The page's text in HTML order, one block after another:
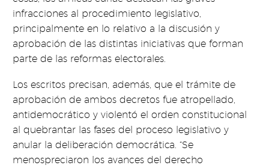
infracciones al procedimiento legislativo,
principalmente en lo relativo a la discusión y
aprobación de las distintas iniciativas que forman
parte de las reformas electorales.
Los escritos precisan, además, que el trámite de
aprobación de ambos decretos fue atropellado,
antidemocrático y violentó el orden constitucional
al quebrantar las fases del proceso legislativo y
anular la deliberación democrática. “Se
menospreciaron los avances del derecho